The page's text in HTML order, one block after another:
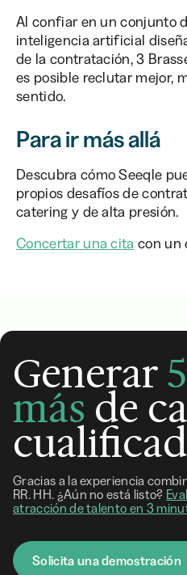
Al confiar en un conjunto
inteligencia artificial
de la contratación, 3
es posible reclutar mejor,
sentido.
Para ir más allá
Descubra cómo Seeqle
propios desafíos de
catering y de alta presión.
Concertar una cita con un
Generar
más de
Gracias a la experiencia
RR. HH. ¿Aún no está listo?
atracción de talento en 3
Solicita una demostración